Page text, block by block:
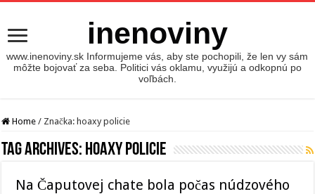
inenoviny
www.inenoviny.sk Informujeme vás, aby ste pochopili, že len vy sám
môžte bojovať za seba. Politici vás oklamu, využijú a odkopnú po
voľbách.
Home / Značka: hoaxy policie
Tag Archives: hoaxy policie
Na Čaputovej chate bola počas núdzového